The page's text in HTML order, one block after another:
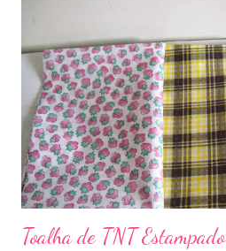
Toalha de TNT Estampado